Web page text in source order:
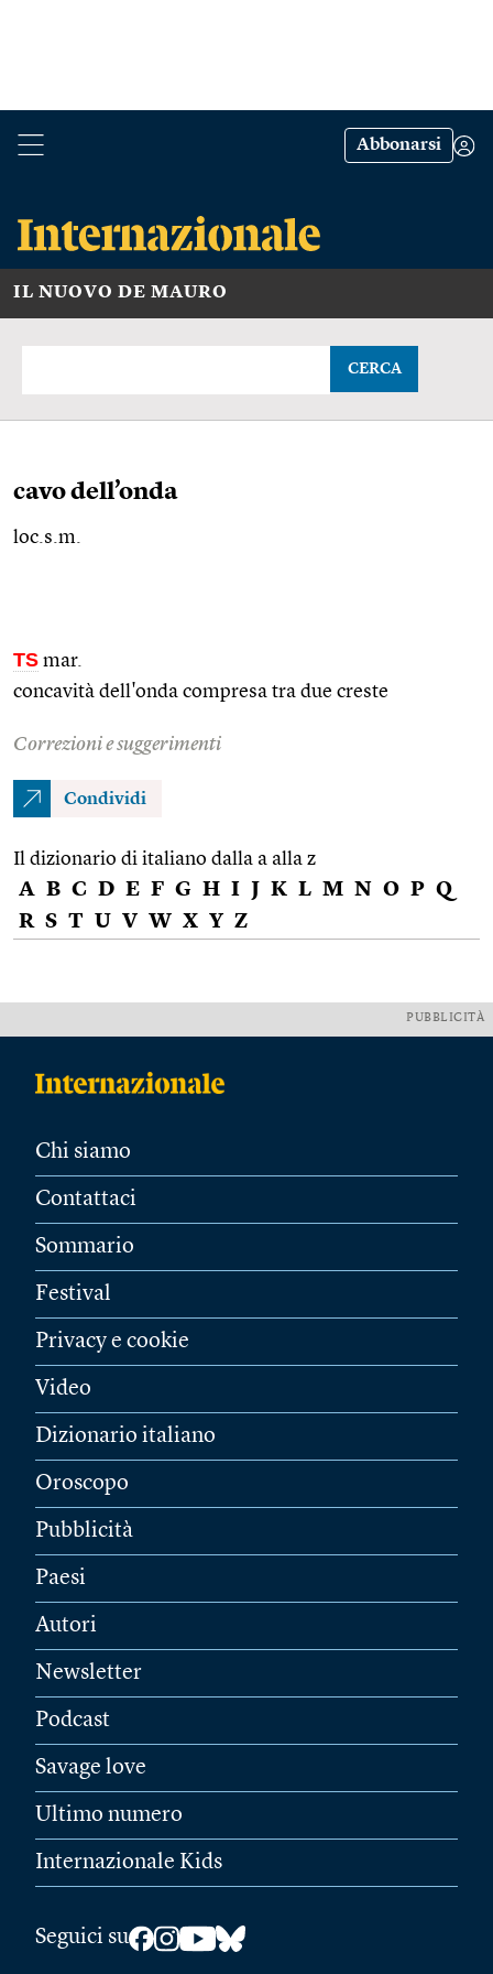
Abbonarsi
IL NUOVO DE MAURO
CERCA
cavo dell’onda
loc.s.m.
TS mar.
concavità dell'onda compresa tra due creste
Correzioni e suggerimenti
Condividi
Il dizionario di italiano dalla a alla z
A B C D E F G H I J K L M N O P Q
R S T U V W X Y Z
PUBBLICITÀ
Chi siamo
Contattaci
Sommario
Festival
Privacy e cookie
Video
Dizionario italiano
Oroscopo
Pubblicità
Paesi
Autori
Newsletter
Podcast
Savage love
Ultimo numero
Internazionale Kids
Seguici su